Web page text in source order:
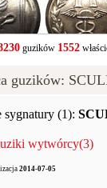
guzików 1552
guzików:
sygnatury (1):
wytwórcy(3)
2014-07-05